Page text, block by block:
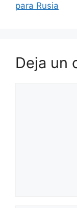
para Rusia
Deja un